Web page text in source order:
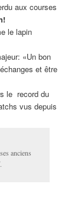
aux courses
le lapin
«Un bon
et être
le record du
vus depuis
anciens